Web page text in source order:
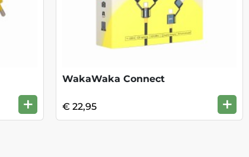
+
WakaWaka Connect
€ 22,95 +